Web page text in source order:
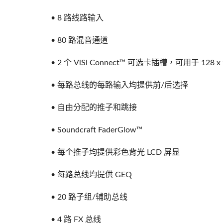
• 8 路线路输入
• 80 路混音通道
• 2 个 ViSi Connect™ 可选卡插槽，可用于 128
• 每路总线的每路输入均提供前/后选择
• 自由分配的推子和跳接
• Soundcraft FaderGlow™
• 每个推子均提供彩色背光 LCD 屏显
• 每路总线均提供 GEQ
• 20 路子组/辅助总线
• 4 路 FX 总线